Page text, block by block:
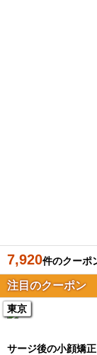
7,920件のクーポ
注目のクーポン
東京
サージ後の小顔矯